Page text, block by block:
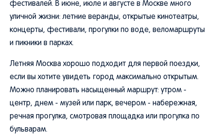
фестивалей. В июне, июле и августе в Москве много
уличной жизни: летние веранды, открытые кинотеатры,
концерты, фестивали, прогулки по воде, веломаршруты
и пикники в парках.
Летняя Москва хорошо подходит для первой поездки,
если вы хотите увидеть город максимально открытым.
Можно планировать насыщенный маршрут: утром -
центр, днем - музей или парк, вечером - набережная,
речная прогулка, смотровая площадка или прогулка по
бульварам.